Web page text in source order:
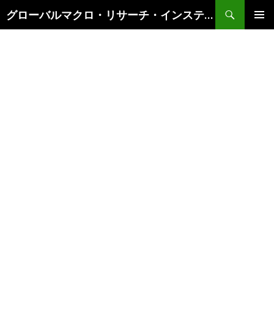
グローバルマクロ・リサーチ・インスティテュート
索